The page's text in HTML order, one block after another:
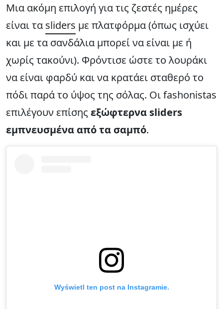
Μια ακόμη επιλογή για τις ζεστές ημέρες
είναι τα sliders με πλατφόρμα (όπως ισχύει
και με τα σανδάλια μπορεί να είναι με ή
χωρίς τακούνι). Φρόντισε ώστε το λουράκι
να είναι φαρδύ και να κρατάει σταθερό το
πόδι παρά το ύψος της σόλας. Οι fashonistas
επιλέγουν επίσης εξώφτερνα sliders
εμπνευσμένα από τα σαμπό.
Wyświetl ten post na Instagramie.